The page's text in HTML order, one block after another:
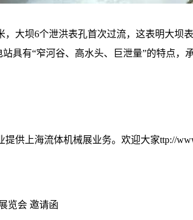
大坝6个泄洪表孔首次过流，这表明大坝
具有“窄河谷、高水头、巨泄量”的特点
供上海流体机械展业务。欢迎大家ttp://
览会 邀请函